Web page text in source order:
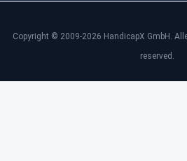
Copyright © 2009-2026 HandicapX GmbH.
reserved.